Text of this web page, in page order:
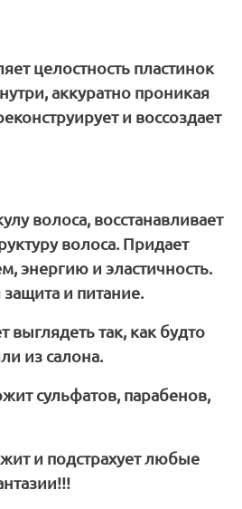
целостность пластинок
аккуратно проникая
и воссоздает
волоса, восстанавливает
волоса. Придает
энергию и эластичность.
и питание.
выглядеть так, как будто
из салона.
сульфатов, парабенов,
и подстрахует любые